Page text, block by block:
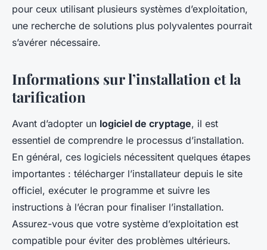
pour ceux utilisant plusieurs systèmes d’exploitation,
une recherche de solutions plus polyvalentes pourrait
s’avérer nécessaire.
Informations sur l’installation et la
tarification
Avant d’adopter un logiciel de cryptage, il est
essentiel de comprendre le processus d’installation.
En général, ces logiciels nécessitent quelques étapes
importantes : télécharger l’installateur depuis le site
officiel, exécuter le programme et suivre les
instructions à l’écran pour finaliser l’installation.
Assurez-vous que votre système d’exploitation est
compatible pour éviter des problèmes ultérieurs.